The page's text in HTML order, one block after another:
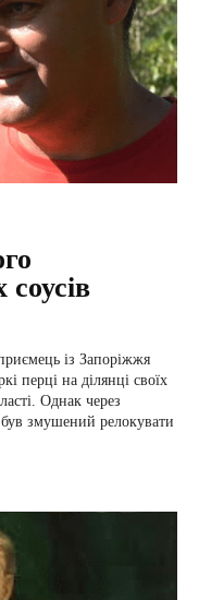
із Запоріжжя
перці на ділянці своїх
Однак через
був змушений релокувати